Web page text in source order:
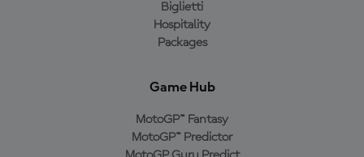
Biglietti
Hospitality
Packages
Game Hub
MotoGP™ Fantasy
MotoGP™ Predictor